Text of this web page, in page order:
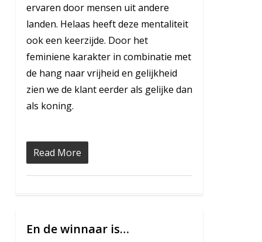
ervaren door mensen uit andere
landen. Helaas heeft deze mentaliteit
ook een keerzijde. Door het
feminiene karakter in combinatie met
de hang naar vrijheid en gelijkheid
zien we de klant eerder als gelijke dan
als koning.
Read More
En de winnaar is…
7